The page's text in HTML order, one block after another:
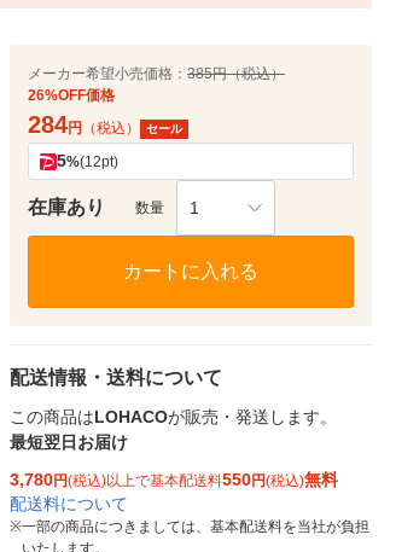
メーカー希望小売価格： 385円（税込）
26%OFF価格
284円 （税込） セール
5%(12pt)
在庫あり 数量 1
カートに入れる
配送情報・送料について
この商品はLOHACOが販売・発送します。
最短翌日お届け
3,780円(税込)以上で基本配送料550円(税込)無料
配送料について
※一部の商品につきましては、基本配送料を当社が負担
いたします。